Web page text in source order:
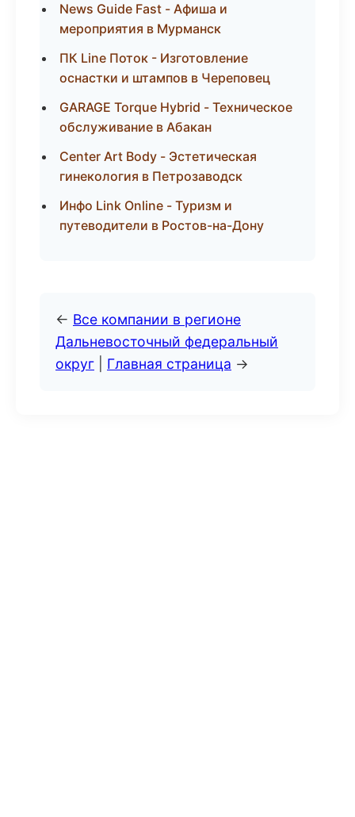
News Guide Fast - Афиша и
мероприятия в Мурманск
ПК Line Поток - Изготовление
оснастки и штампов в Череповец
GARAGE Torque Hybrid - Техническое
обслуживание в Абакан
Center Art Body - Эстетическая
гинекология в Петрозаводск
Инфо Link Online - Туризм и
путеводители в Ростов-на-Дону
← Все компании в регионе
Дальневосточный федеральный
округ
Главная страница →